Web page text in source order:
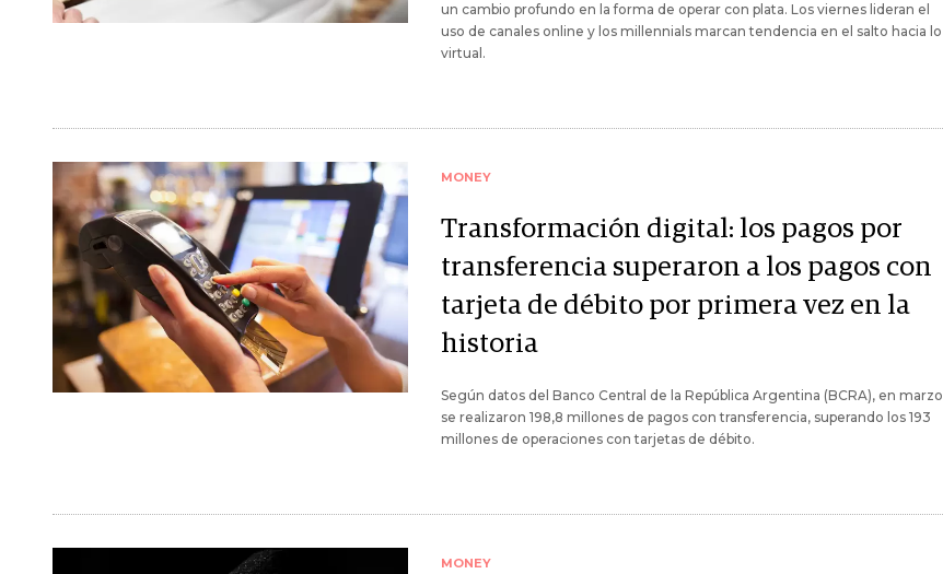
un cambio profundo en la forma de operar con plata. Los viernes lideran el
uso de canales online y los millennials marcan tendencia en el salto hacia lo
virtual.
MONEY
Transformación digital: los pagos por
transferencia superaron a los pagos con
tarjeta de débito por primera vez en la
historia
Según datos del Banco Central de la República Argentina (BCRA), en marzo
se realizaron 198,8 millones de pagos con transferencia, superando los 193
millones de operaciones con tarjetas de débito.
MONEY